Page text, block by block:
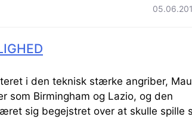
i den teknisk stærke angriber,
som Birmingham og Lazio, og den
sig begejstret over at skulle spille